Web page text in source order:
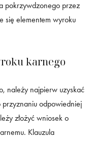
pokrzywdzonego przez
się elementem wyroku
karnego
należy najpierw uzyskać
odpowiedniej
złożyć wniosek o
Klauzula